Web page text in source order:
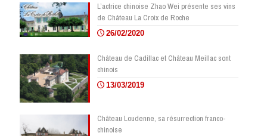
L’actrice chinoise Zhao Wei présente ses vins
de Château La Croix de Roche
26/02/2020
Château de Cadillac et Château Meillac sont
chinois
13/03/2019
Château Loudenne, sa résurrection franco-
chinoise